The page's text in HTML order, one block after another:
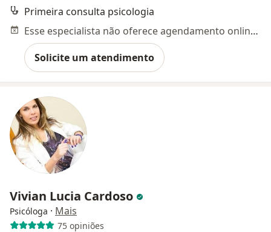
Primeira consulta psicologia
Esse especialista não oferece agendamento online para esse endereço.
Solicite um atendimento
Vivian Lucia Cardoso
Psicóloga · Mais
75 opiniões